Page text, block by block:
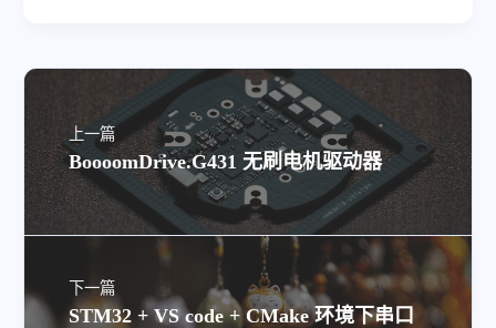
上一篇
BoooomDrive.G431 无刷电机驱动器
下一篇
STM32 + VS code + CMake 环境下串口